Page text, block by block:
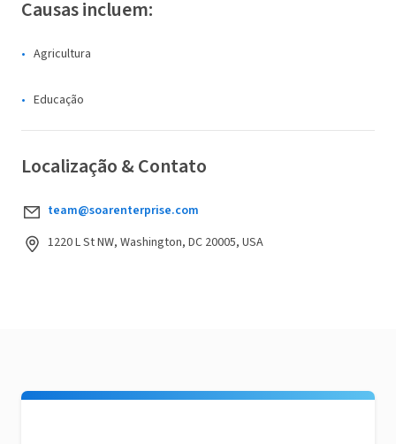
Causas incluem:
Agricultura
Educação
Localização & Contato
team@soarenterprise.com
1220 L St NW, Washington, DC 20005, USA